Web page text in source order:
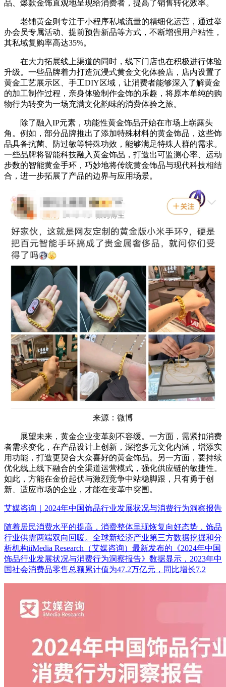
品、爆款金饰直观地呈现给消费者，提高了销售转化效率。
老铺黄金则专注于小程序私域流量的精细化运营，通过举
办会员专属活动、提前预告新品等方式，不断增强用户粘性，
其私域复购率高达35%。
在大力拓展线上渠道的同时，线下门店也在积极进行体验
升级。一些品牌着力打造沉浸式黄金文化体验店，店内设置了
黄金工艺展示区、手工DIY区域，让消费者能够深入了解黄金
的加工制作过程，亲身体验制作金饰的乐趣，将原本单纯的购
物行为转变为一场充满文化韵味的消费体验之旅。
除了融入IP元素，功能性黄金饰品开始在市场上崭露头
角。例如，部分品牌推出了添加特殊材料的黄金饰品，这些饰
品具备抗菌、防过敏等特殊功效，能够满足特殊人群的需求。
一些品牌将智能科技融入黄金饰品，打造出可监测心率、运动
步数的智能黄金手环，巧妙地将传统黄金饰品与现代科技相结
合，进一步拓展了产品的边界与应用场景。
来源：微博
展望未来，黄金企业变革刻不容缓。一方面，需紧扣消费
者需求变化，在产品设计上创新，深挖多元文化内涵，增添实
用功能，打造更契合大众喜好的黄金饰品。另一方面，要持续
优化线上线下融合的全渠道运营模式，强化供应链的敏捷性。
如此，方能在金价起伏与激烈竞争中站稳脚跟，只有勇于创
新、适应市场的企业，才能在变革中突围。
艾媒咨询｜2024年中国饰品行业发展状况与消费行为洞察报告
随着居民消费水平的提高，消费整体呈现恢复向好态势，饰品
行业供需两端双向回暖。全球新经济产业第三方数据挖掘和分
析机构iiMedia Research（艾媒咨询）最新发布的《2024年中国
饰品行业发展状况与消费行为洞察报告》数据显示，2023年中
国社会消费品零售总额累计值为47.2万亿元，同比增长7.2